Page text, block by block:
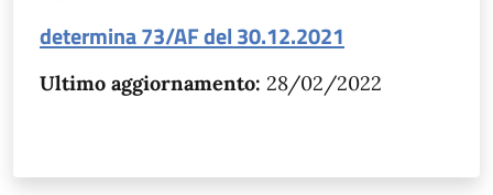
determina 73/AF del 30.12.2021
Ultimo aggiornamento: 28/02/2022